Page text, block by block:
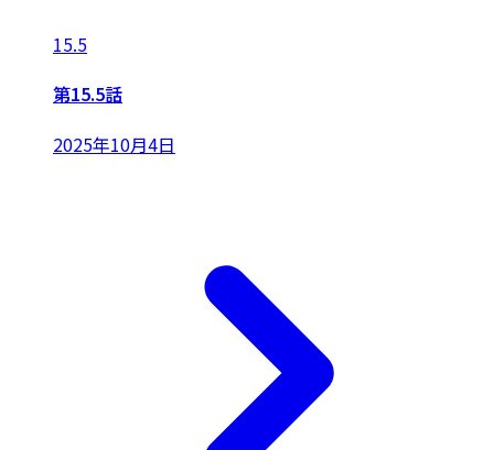
15.5
第15.5話
2025年10月4日